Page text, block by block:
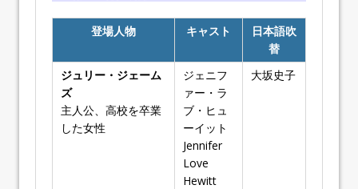
登場人物 キャスト
日本語吹
替
ジュリー・ジェーム
ズ
主人公、高校を卒業
した女性
ジェニフ
ァー・ラ
ブ・ヒュ
ーイット
Jennifer
Love
Hewitt
大坂史子